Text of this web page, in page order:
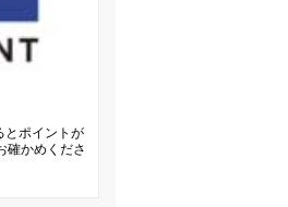
とポイントが
確かめくださ